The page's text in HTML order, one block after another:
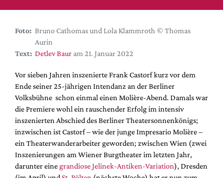
DdB-map
Kalender
Premierensuche
Festival-Planer
Hefte
Alle Hefte
Leseproben
Podcast
Service
Shop / Abo
Foto: Bruno Cathomas und Lola Klammroth © Thomas
Aurin
Text: Detlev Baur am 21. Januar 2022
Vor sieben Jahren inszenierte Frank Castorf kurz vor dem
Ende seiner 25-jährigen Intendanz an der Berliner
Volksbühne schon einmal einen Molière-Abend. Damals war
die Premiere wohl ein rauschender Erfolg im intensiv
inszenierten Abschied des Berliner Theatersonnenkönigs;
inzwischen ist Castorf – wie der junge Impresario Molière –
ein Theaterwanderarbeiter geworden; zwischen Wien (zwei
Inszenierungen am Wiener Burgtheater im letzten Jahr,
darunter eine grandiose Jelinek-Antiken-Variation), Dresden